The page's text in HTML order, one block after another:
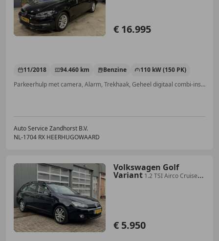
€ 16.995
11/2018 94.460 km Benzine
110 kW (150 PK)
Parkeerhulp met camera, Alarm, Trekhaak, Geheel digitaal combi-instrument, LED verlichting, Botswaarschuwing, Parkeerhulp voor, Adaptieve Cruise Control
Auto Service Zandhorst B.V.
NL-1704 RX HEERHUGOWAARD
Volkswagen Golf
Variant 1.2 TSI Airco Cruise
€ 5.950